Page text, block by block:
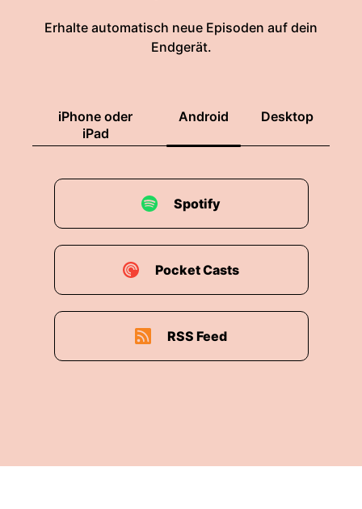
Erhalte automatisch neue Episoden auf dein
Endgerät.
iPhone oder
iPad
Android Desktop
Spotify
Pocket Casts
RSS Feed